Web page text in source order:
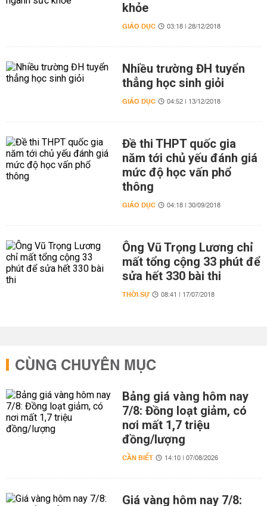
khỏe
GIÁO DỤC 03:18 | 28/12/2018
Nhiều trường ĐH tuyển
thẳng học sinh giỏi
GIÁO DỤC 04:52 | 13/12/2018
Đề thi THPT quốc gia
năm tới chủ yếu đánh giá
mức độ học vấn phổ
thông
GIÁO DỤC 04:18 | 30/09/2018
Ông Vũ Trọng Lương chỉ
mất tổng cộng 33 phút để
sửa hết 330 bài thi
THỜI SỰ 08:41 | 17/07/2018
CÙNG CHUYÊN MỤC
Bảng giá vàng hôm nay
7/8: Đồng loạt giảm, có
nơi mất 1,7 triệu
đồng/lượng
CẦN BIẾT 14:10 | 07/08/2026
Giá vàng hôm nay 7/8: